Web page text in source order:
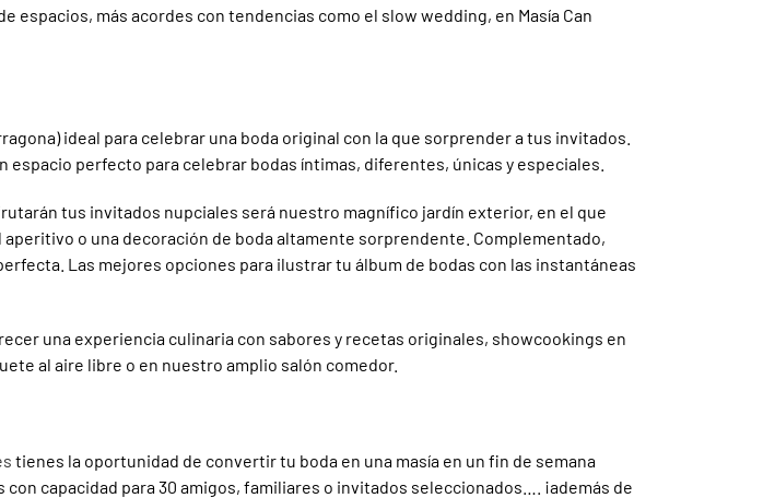
más acordes con tendencias como el slow wedding, en Masía Can
ideal para celebrar una boda original con la que sorprender a tus invitados.
perfecto para celebrar bodas íntimas, diferentes, únicas y especiales.
tus invitados nupciales será nuestro magnífico jardín exterior, en el que
o una decoración de boda altamente sorprendente. Complementado,
Las mejores opciones para ilustrar tu álbum de bodas con las instantáneas
una experiencia culinaria con sabores y recetas originales, showcookings en
al aire libre o en nuestro amplio salón comedor.
tienes la oportunidad de convertir tu boda en una masía en un fin de semana
capacidad para 30 amigos, familiares o invitados seleccionados…. ¡además de